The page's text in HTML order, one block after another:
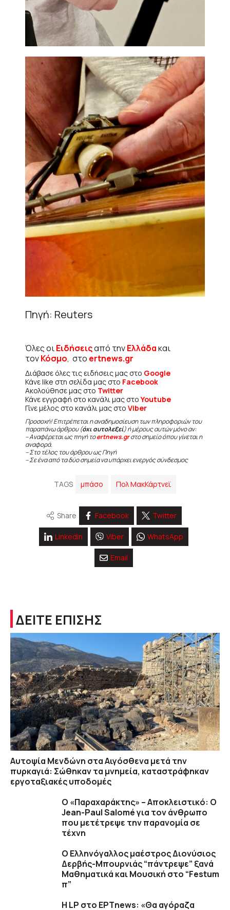
Πηγή: Reuters
Όλες οιΕιδήσειςαπό τηνΕλλάδακαι
τονΚόσμο, στο ertnews.gr
Διάβασε όλες τις ειδήσεις μας στο Google
Κάνε like στη σελίδα μας στο Facebook
Ακολούθησε μας στο Twitter
Κάνε εγγραφή στο κανάλι μας στοYoutube
Γίνε μέλος στο κανάλι μας στο Viber
Προσοχή! Επιτρέπεται η αναδημοσίευση των πληροφοριών του
παραπάνω άρθρου (όχι αυτολεξεί) ή μέρους αυτών μόνο αν:
– Αναφέρεται ως πηγή τοertnews.grστο σημείο όπου γίνεται η
αναφορά.
– Στο τέλος του άρθρου ως Πηγή
– Σε ένα από τα δύο σημεία να υπάρχει ενεργός σύνδεσμος
TAGS μπάσο Πολ ΜακΚάρτνεϊ
Share Facebook Twitter
Linkedin Viber WhatsApp
Email
ΔΕΙΤΕ ΕΠΙΣΗΣ
Αυτοψία Μενδώνη στα Αιγόσθενα μετά την
πυρκαγιά: Σώθηκαν τα μνημεία, καταστράφηκαν
εργοταξιακές υποδομές
Ο «Παραχαράκτης» – Αποκλειστικό: Ο
Jean-Paul Salomé για τον άνθρωπο
που μετέτρεψε την παρανομία σε
τέχνη
Ο Ελληνόγαλλος μαέστρος Διονύσιος
Δερβής-Μπουρνιάς “πάντρεψε” ξανά
Μαθηματικά και Μουσική στο “Festum
π”
Η LP στο EΡΤnews: «Θα αγόραζα